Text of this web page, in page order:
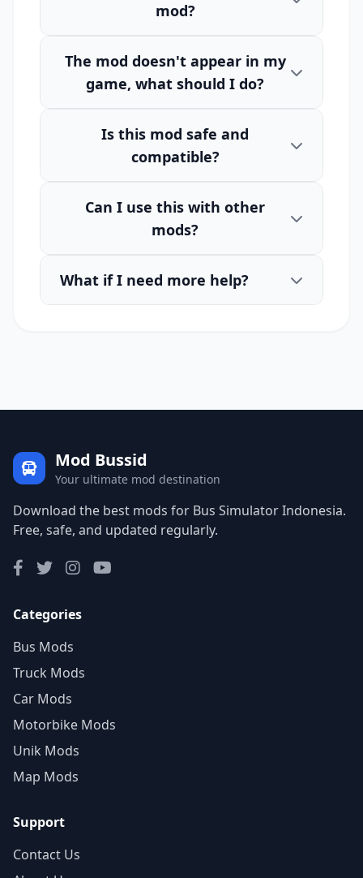
mod?
The mod doesn't appear in my
game, what should I do?
Is this mod safe and
compatible?
Can I use this with other
mods?
What if I need more help?
Mod Bussid
Your ultimate mod destination
Download the best mods for Bus Simulator Indonesia.
Free, safe, and updated regularly.
Categories
Bus Mods
Truck Mods
Car Mods
Motorbike Mods
Unik Mods
Map Mods
Support
Contact Us